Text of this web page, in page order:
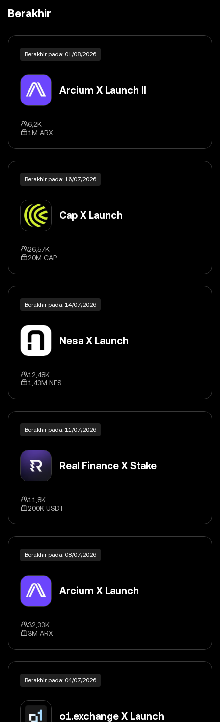
Berakhir
Berakhir pada: 01/08/2026
Arcium X Launch II
6,2K
1M ARX
Berakhir pada: 16/07/2026
Cap X Launch
26,57K
20M CAP
Berakhir pada: 14/07/2026
Nesa X Launch
12,48K
1,43M NES
Berakhir pada: 11/07/2026
Real Finance X Stake
11,8K
200K USDT
Berakhir pada: 08/07/2026
Arcium X Launch
32,33K
3M ARX
Berakhir pada: 04/07/2026
o1.exchange X Launch